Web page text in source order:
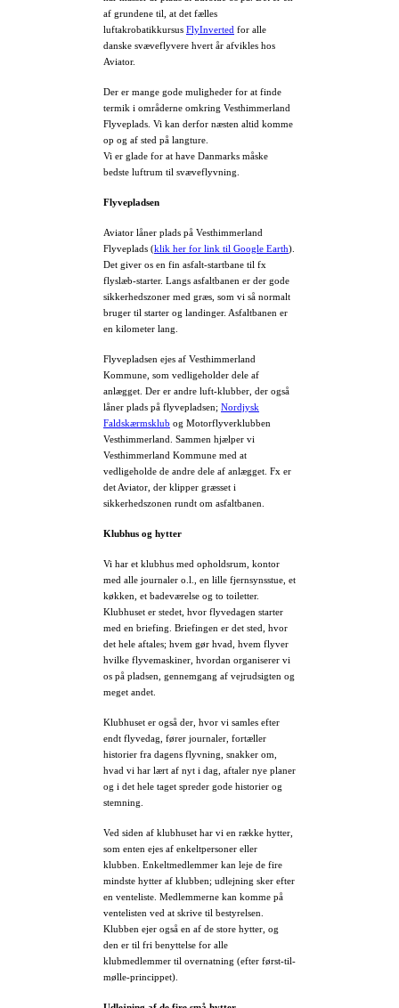
af grundene til, at det fælles
luftakrobatikkursus FlyInverted for alle
danske svæveflyvere hvert år afvikles hos
Aviator.
Der er mange gode muligheder for at finde
termik i områderne omkring Vesthimmerland
Flyveplads. Vi kan derfor næsten altid komme
op og af sted på langture.
Vi er glade for at have Danmarks måske
bedste luftrum til svæveflyvning.
Flyvepladsen
Aviator låner plads på Vesthimmerland
Flyveplads (klik her for link til Google Earth).
Det giver os en fin asfalt-startbane til fx
flyslæb-starter. Langs asfaltbanen er der gode
sikkerhedszoner med græs, som vi så normalt
bruger til starter og landinger. Asfaltbanen er
en kilometer lang.
Flyvepladsen ejes af Vesthimmerland
Kommune, som vedligeholder dele af
anlægget. Der er andre luft-klubber, der også
låner plads på flyvepladsen; Nordjysk
Faldskærmsklub og Motorflyverklubben
Vesthimmerland. Sammen hjælper vi
Vesthimmerland Kommune med at
vedligeholde de andre dele af anlægget. Fx er
det Aviator, der klipper græsset i
sikkerhedszonen rundt om asfaltbanen.
Klubhus og hytter
Vi har et klubhus med opholdsrum, kontor
med alle journaler o.l., en lille fjernsynsstue, et
køkken, et badeværelse og to toiletter.
Klubhuset er stedet, hvor flyvedagen starter
med en briefing. Briefingen er det sted, hvor
det hele aftales; hvem gør hvad, hvem flyver
hvilke flyvemaskiner, hvordan organiserer vi
os på pladsen, gennemgang af vejrudsigten og
meget andet.
Klubhuset er også der, hvor vi samles efter
endt flyvedag, fører journaler, fortæller
historier fra dagens flyvning, snakker om,
hvad vi har lært af nyt i dag, aftaler nye planer
og i det hele taget spreder gode historier og
stemning.
Ved siden af klubhuset har vi en række hytter,
som enten ejes af enkeltpersoner eller
klubben. Enkeltmedlemmer kan leje de fire
mindste hytter af klubben; udlejning sker efter
en venteliste. Medlemmerne kan komme på
ventelisten ved at skrive til bestyrelsen.
Klubben ejer også en af de store hytter, og
den er til fri benyttelse for alle
klubmedlemmer til overnatning (efter først-til-
mølle-princippet).